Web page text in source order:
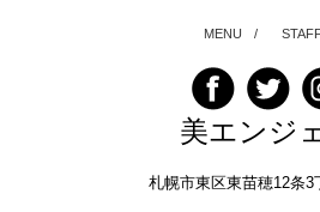
MENU /
美エンジ
札幌市東区東苗穂12条3